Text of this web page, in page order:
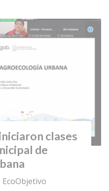
clases
de
EcoObjetivo